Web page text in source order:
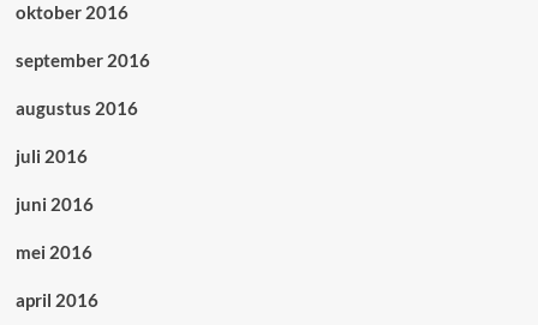
oktober 2016
september 2016
augustus 2016
juli 2016
juni 2016
mei 2016
april 2016